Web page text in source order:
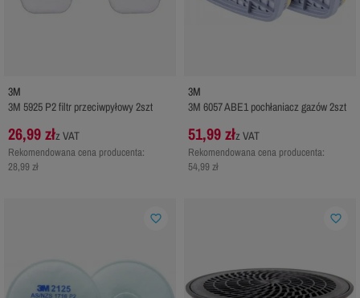
3M
3M 5925 P2 filtr przeciwpyłowy 2szt
26,99 złz VAT
Rekomendowana cena producenta:
28,99 zł
3M
3M 6057 ABE1 pochłaniacz gazów 2szt
51,99 złz VAT
Rekomendowana cena producenta:
54,99 zł
favorite_border favorite_border